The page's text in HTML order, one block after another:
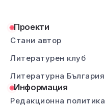
Проекти
Стани автор
Литературен клуб
Литературна България
Информация
Редакционна политика